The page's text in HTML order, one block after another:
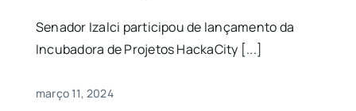
Senador Izalci participou de lançamento da
Incubadora de Projetos HackaCity [...]
março 11, 2024